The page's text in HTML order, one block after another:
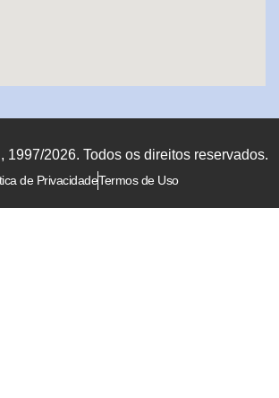
1997/2026. Todos os direitos reservados.
de PrivacidadeTermos de Uso